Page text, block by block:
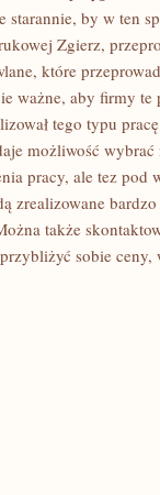
by w ten
Zgierz,
które
ważne, aby firmy
tego typu
możliwość
pracy, ale tez pod
zrealizowane
także
sobie